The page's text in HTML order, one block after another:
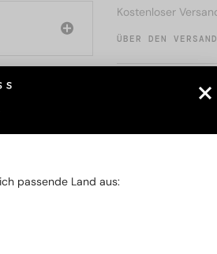
Kostenloser
ÜBER DEN VERSAND
2-4
passende Land aus: